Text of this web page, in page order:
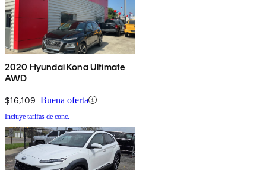
2020 Hyundai Kona Ultimate
AWD
$16,109 Buena oferta
Incluye tarifas de conc.